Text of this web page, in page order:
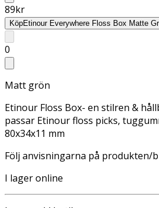
89kr
KöpEtinour Everywhere Floss Box Matte
0
Matt grön
Etinour Floss Box- en stilren &
passar Etinour floss picks,
80x34x11 mm
Följ anvisningarna på produkten/
I lager online